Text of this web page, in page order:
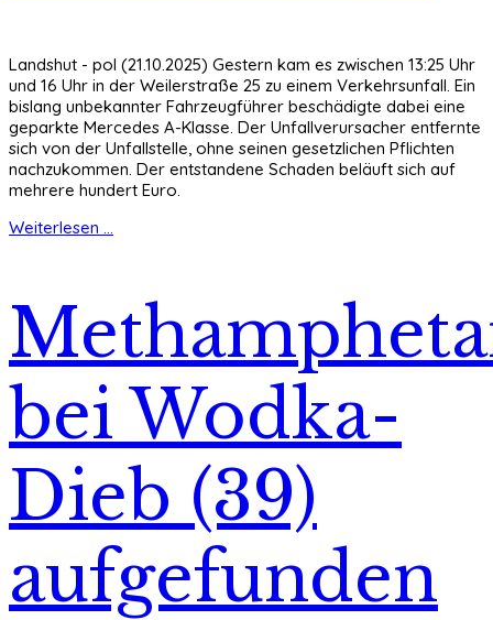
Landshut - pol (21.10.2025) Gestern kam es zwischen 13:25 Uhr
und 16 Uhr in der Weilerstraße 25 zu einem Verkehrsunfall. Ein
bislang unbekannter Fahrzeugführer beschädigte dabei eine
geparkte Mercedes A-Klasse. Der Unfallverursacher entfernte
sich von der Unfallstelle, ohne seinen gesetzlichen Pflichten
nachzukommen. Der entstandene Schaden beläuft sich auf
mehrere hundert Euro.
Weiterlesen ...
bei Wodka-
Dieb (39)
aufgefunden